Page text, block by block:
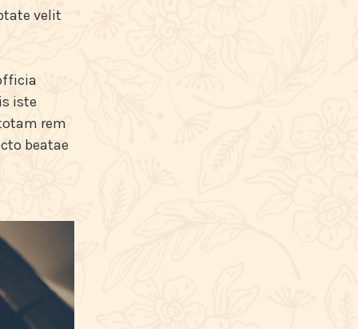
velit
iste
rem
beatae